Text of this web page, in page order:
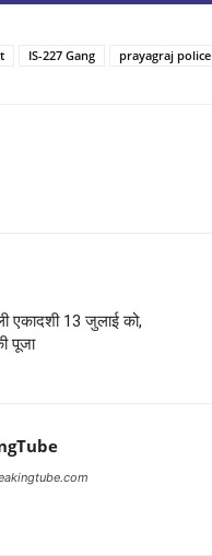
IS-227 Gang prayagraj police
एकादशी 13 जुलाई को,
पूजा